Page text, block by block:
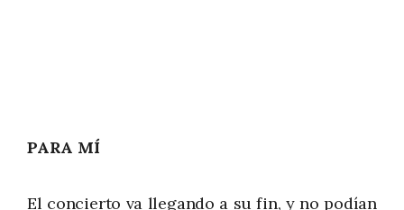
PARA MÍ
El concierto va llegando a su fin, y no podían